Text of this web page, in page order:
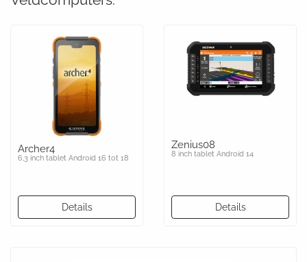
Archer4
6,3 inch tablet Android 16 tot 18
Details
Zenius08
8 inch tablet Android 14
Details